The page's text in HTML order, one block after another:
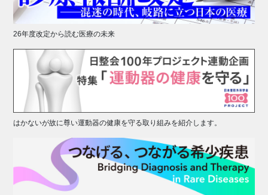
26年度改定から読む医療の未来
はかないが故に尊い運動器の健康を守る取り組みを紹介します。